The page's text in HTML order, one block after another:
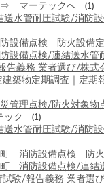
マーテックへ
(1)
送水管耐圧試験/消防
設備点検 防火設備
設備点検/連結送水管
告義務 業者選び/株式
築物定期調査｜定期
管理点検/防火対象物
ック
(1)
送水管耐圧試験/消防
町 消防設備点検 防火
消防設備点検/連結
験/報告義務 業者選